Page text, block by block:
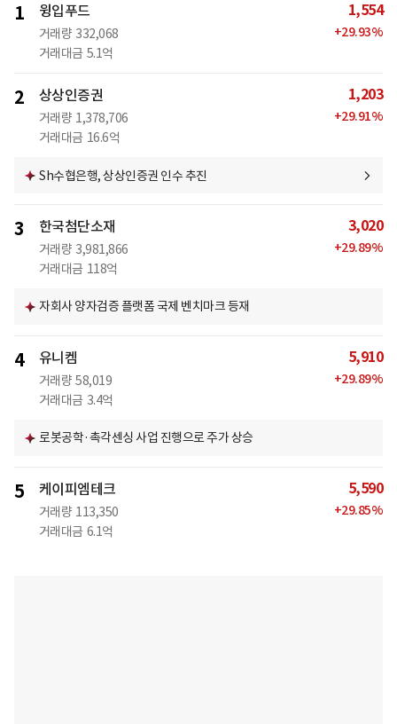
1 윙입푸드
거래량 332,068
거래대금 5.1억
1,554
+29.93%
2 상상인증권
거래량 1,378,706
거래대금 16.6억
1,203
+29.91%
Sh수협은행, 상상인증권 인수 추진
3 한국첨단소재
거래량 3,981,866
거래대금 118억
3,020
+29.89%
자회사 양자검증 플랫폼 국제 벤치마크 등재
4 유니켐
거래량 58,019
거래대금 3.4억
5,910
+29.89%
로봇공학·촉각센싱 사업 진행으로 주가 상승
5 케이피엠테크
거래량 113,350
거래대금 6.1억
5,590
+29.85%